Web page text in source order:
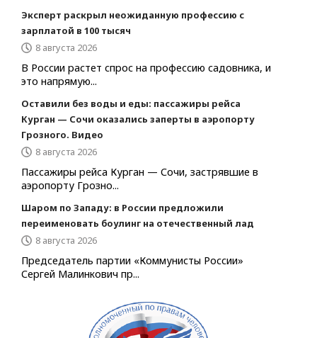
Эксперт раскрыл неожиданную профессию с
зарплатой в 100 тысяч
8 августа 2026
В России растет спрос на профессию садовника, и
это напрямую...
Оставили без воды и еды: пассажиры рейса
Курган — Сочи оказались заперты в аэропорту
Грозного. Видео
8 августа 2026
Пассажиры рейса Курган — Сочи, застрявшие в
аэропорту Грозно...
Шаром по Западу: в России предложили
переименовать боулинг на отечественный лад
8 августа 2026
Председатель партии «Коммунисты России»
Сергей Малинкович пр...